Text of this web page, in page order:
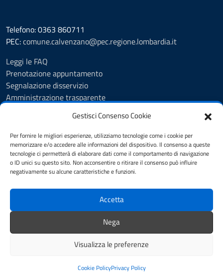
Gestisci Consenso Cookie
Per fornire le migliori esperienze, utilizziamo tecnologie come i cookie per
memorizzare e/o accedere alle informazioni del dispositivo. Il consenso a queste
tecnologie ci permetterà di elaborare dati come il comportamento di navigazione
o ID unici su questo sito. Non acconsentire o ritirare il consenso può influire
negativamente su alcune caratteristiche e funzioni.
Accetta
Nega
Visualizza le preferenze
Cookie PolicyPrivacy Policy
Telefono: 0363 860711
PEC:comune.calvenzano@pec.regione.lombardia.it
Leggi le FAQ
Prenotazione appuntamento
Segnalazione disservizio
Amministrazione trasparente
Informativa privacy
Cookie Policy
Note legali
Dichiarazione di accessibilità
SEGUICI SU
Biblioteca Comunale
Mappa del sito Credits